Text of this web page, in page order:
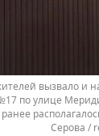
вызвало и
по улице
Серова /